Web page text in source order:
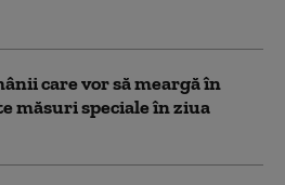
care vor să meargă în
măsuri speciale în ziua